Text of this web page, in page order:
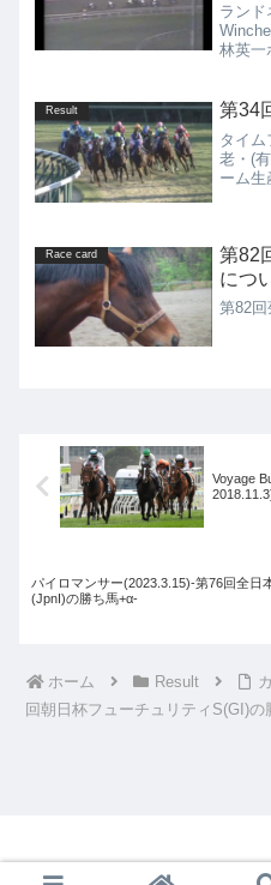
ランド
林英一
0.0...
Result 第34
タイ
老・(
ーム生
Race card
第82
につ
第82
Voyage
パイロマンサー(2023.3.15)-第76回全日
(JpnI)の勝ち馬+α-
ホーム Result
回朝日杯フューチュリティS(GI)の